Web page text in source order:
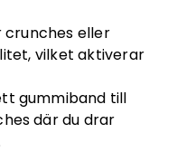
crunches eller
vilket aktiverar
gummiband till
där du drar